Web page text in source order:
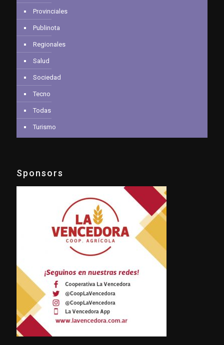
Provinciales
Publinota
Regionales
Salud
Sociedad
Tecno
Todas
Turismo
Sponsors